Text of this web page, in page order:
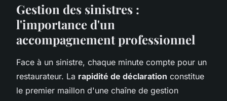
Gestion des sinistres :
l'importance d'un
accompagnement professionnel
Face à un sinistre, chaque minute compte pour un
restaurateur. La rapidité de déclaration constitue
le premier maillon d'une chaîne de gestion